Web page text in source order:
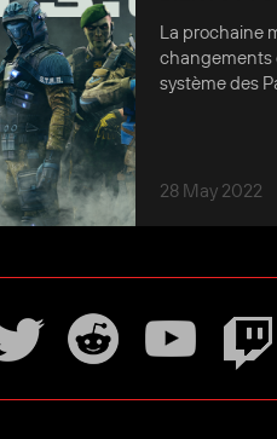
La prochaine
changements
système des
28 May 2022